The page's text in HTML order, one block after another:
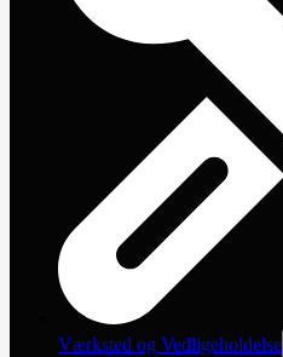
Værksted og Vedligeholdelse